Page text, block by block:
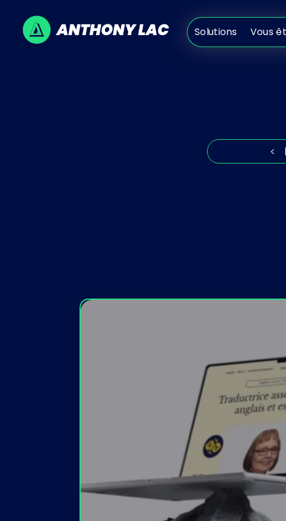
Solutions Vous
Solutions Vous
<